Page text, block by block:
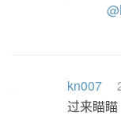
kn007
过来瞄瞄